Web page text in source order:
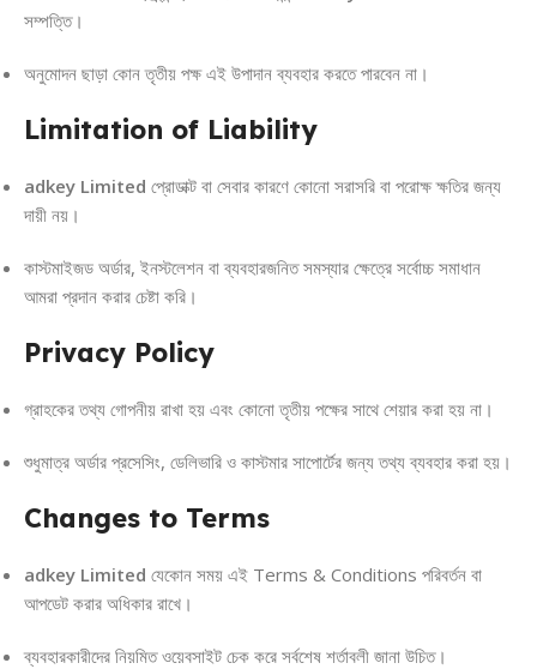
সম্পত্তি।
অনুমোদন ছাড়া কোন তৃতীয় পক্ষ এই উপাদান ব্যবহার করতে পারবেন না।
Limitation of Liability
adkey Limited প্রোডাক্ট বা সেবার কারণে কোনো সরাসরি বা পরোক্ষ ক্ষতির জন্য
দায়ী নয়।
কাস্টমাইজড অর্ডার, ইনস্টলেশন বা ব্যবহারজনিত সমস্যার ক্ষেত্রে সর্বোচ্চ সমাধান
আমরা প্রদান করার চেষ্টা করি।
Privacy Policy
গ্রাহকের তথ্য গোপনীয় রাখা হয় এবং কোনো তৃতীয় পক্ষের সাথে শেয়ার করা হয় না।
শুধুমাত্র অর্ডার প্রসেসিং, ডেলিভারি ও কাস্টমার সাপোর্টের জন্য তথ্য ব্যবহার করা হয়।
Changes to Terms
adkey Limited যেকোন সময় এই Terms & Conditions পরিবর্তন বা
আপডেট করার অধিকার রাখে।
ব্যবহারকারীদের নিয়মিত ওয়েবসাইট চেক করে সর্বশেষ শর্তাবলী জানা উচিত।